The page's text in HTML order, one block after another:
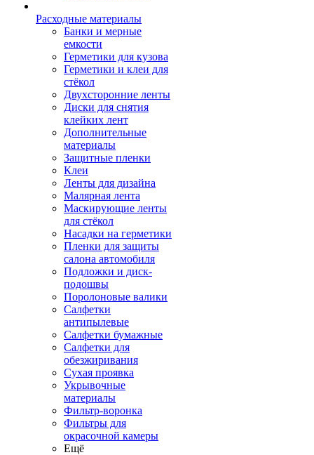
Расходные материалы
Банки и мерные
емкости
Герметики для кузова
Герметики и клеи для
стёкол
Двухсторонние ленты
Диски для снятия
клейких лент
Дополнительные
материалы
Защитные пленки
Клеи
Ленты для дизайна
Малярная лента
Маскирующие ленты
для стёкол
Насадки на герметики
Пленки для защиты
салона автомобиля
Подложки и диск-
подошвы
Поролоновые валики
Салфетки
антипылевые
Салфетки бумажные
Салфетки для
обезжиривания
Сухая проявка
Укрывочные
материалы
Фильтр-воронка
Фильтры для
окрасочной камеры
Ещё